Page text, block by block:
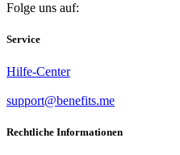
Folge uns auf:
Service
Hilfe-Center
support@benefits.me
Rechtliche Informationen